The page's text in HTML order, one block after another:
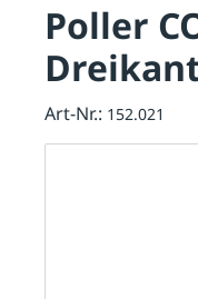
Poller
Art-Nr.: 152.021